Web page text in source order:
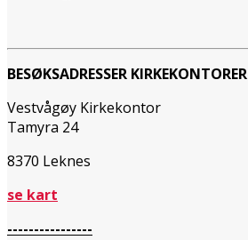
BESØKSADRESSER KIRKEKONTORER
Vestvågøy Kirkekontor
Tamyra 24
8370 Leknes
se kart
----------------